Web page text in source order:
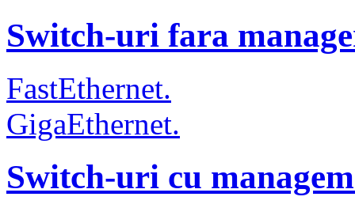
Switch-uri fara
FastEthernet.
GigaEthernet.
Switch-uri cu